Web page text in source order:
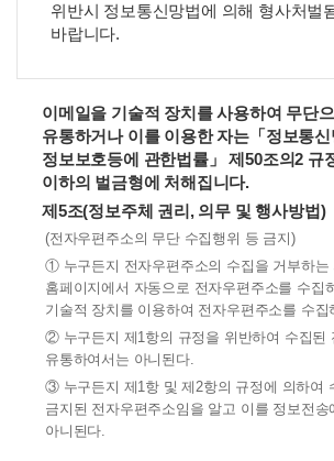
위반시 정보통신망법에 의해 형사처벌
바랍니다.
이메일을 기술적 장치를 사용하여 무단으
유통하거나 이를 이용한 자는「정보통
정보보호등에 관한법률」 제50조의2 규
이하의 벌금형에 처해집니다.
제5조(정보주체 권리, 의무 및 행사방법)
(전자우편주소의 무단 수집행위 등 금지)
① 누구든지 전자우편주소의 수집을 거부하는
홈페이지에서 자동으로 전자우편주소를 수집
기술적 장치를 이용하여 전자우편주소를 수
② 누구든지 제1항의 규정을 위반하여 수집된
유통하여서는 아니된다.
③ 누구든지 제1항 및 제2항의 규정에 의하여
금지된 전자우편주소임을 알고 이를 정보전송
아니된다.